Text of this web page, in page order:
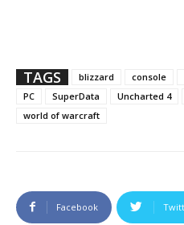
TAGS blizzard console
PC
SuperData Uncharted 4
world of warcraft
Facebook